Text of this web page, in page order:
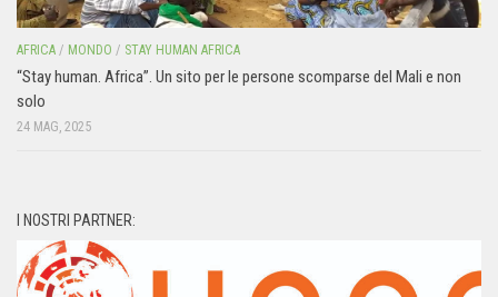
AFRICA / MONDO / STAY HUMAN AFRICA
“Stay human. Africa”. Un sito per le persone scomparse del Mali e non
solo
24 MAG, 2025
I NOSTRI PARTNER: